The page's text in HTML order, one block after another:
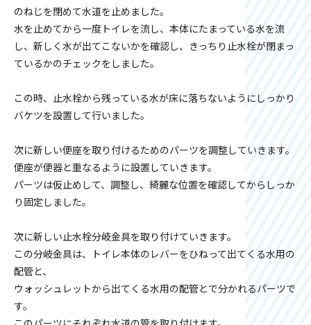
のねじを閉めて水道を止めました。
水を止めてから一度トイレを流し、本体にたまっている水を流
し、新しく水が出てこないかを確認し、きっちり止水栓が閉まっ
ているかのチェックをしました。
この時、止水栓から残っている水が床に落ちないようにしっかり
バケツを設置して行いました。
次に新しい便座を取り付けるためのパーツを調整していきます。
便座が便器と重なるように設置していきます。
パーツは仮止めして、調整し、綺麗な位置を確認してからしっか
り固定しました。
次に新しい止水栓分岐金具を取り付けていきます。
この分岐金具は、トイレ本体のレバーをひねって出てくる水用の
配管と、
ウォッシュレットから出てくる水用の配管とで分かれるパーツで
す。